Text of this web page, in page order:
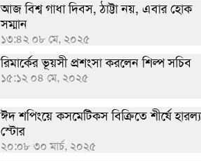
আজ বিশ্ব গাধা দিবস, ঠাট্টা নয়, এবার হোক
সম্মান
১৩:৪২ ০৮ মে, ২০২৫
রিমার্কের ভূয়সী প্রশংসা করলেন শিল্প সচিব
১৫:১২ ০৪ মে, ২০২৫
ঈদ শপিংয়ে কসমেটিকস বিক্রিতে শীর্ষে
স্টোর
২০:০৮ ৩০ মার্চ, ২০২৫